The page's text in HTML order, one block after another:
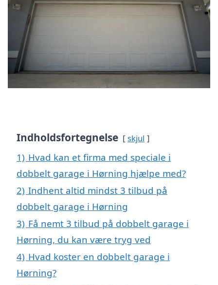
Indholdsfortegnelse skjul
1) Hvad kan et firma med speciale i
dobbelt garage i Hørning hjælpe med?
2) Indhent altid mindst 3 tilbud på
dobbelt garage i Hørning
3) Få nemt 3 tilbud på dobbelt garage i
Hørning, du kan være tryg ved
4) Hvad koster en dobbelt garage i
Hørning?